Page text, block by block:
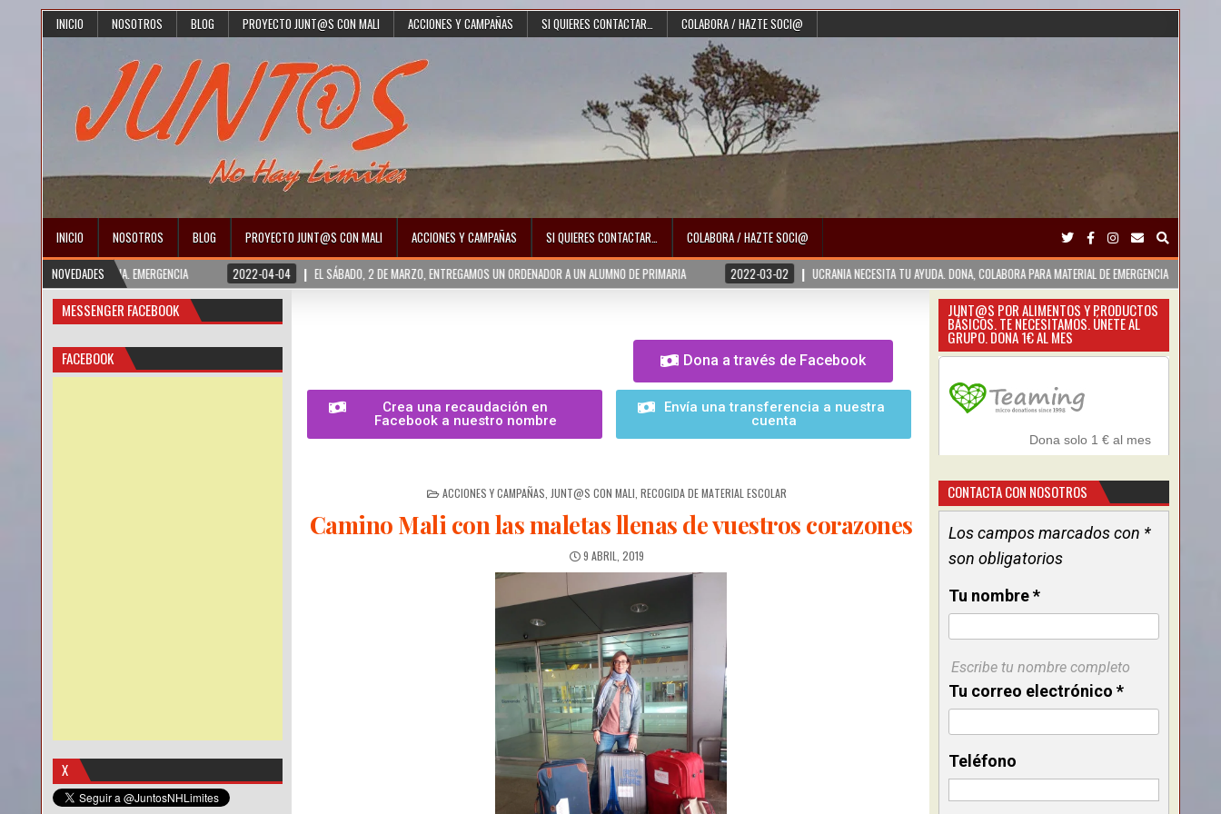
INICIO NOSOTROS BLOG PROYECTO JUNT@S CON MALI ACCIONES Y CAMPAÑAS SI QUIERES CONTACTAR… COLABORA / HAZTE SOCI@
INICIO NOSOTROS BLOG PROYECTO JUNT@S CON MALI ACCIONES Y CAMPAÑAS SI QUIERES CONTACTAR…
COLABORA / HAZTE SOCI@
NOVEDADES
Y SIRIA. EMERGENCIA 2022-04-04 EL SÁBADO, 2 DE MARZO, ENTREGAMOS UN ORDENADOR A UN ALUMNO DE PRIMARIA 2022-03-02 UCRANIA NECESITA TU AYUDA. DONA, COLABORA PARA MATERIAL DE EMERGENCIA 2023-02-09
Dona a través de Facebook
Crea una recaudación en
Facebook a nuestro nombre
Envía una transferencia a nuestra
cuenta
ACCIONES Y CAMPAÑAS JUNT@S CON MALI RECOGIDA DE MATERIAL ESCOLAR
Camino Mali con las maletas llenas de vuestros corazones
9 ABRIL, 2019
MESSENGER FACEBOOK
FACEBOOK
X
JUNT@S POR ALIMENTOS Y PRODUCTOS
BÁSICOS. TE NECESITAMOS. ÚNETE AL
GRUPO. DONA 1€ AL MES
CONTACTA CON NOSOTROS
Los campos marcados con *
son obligatorios
Tu nombre*
Escribe tu nombre completo
Tu correo electrónico*
Teléfono